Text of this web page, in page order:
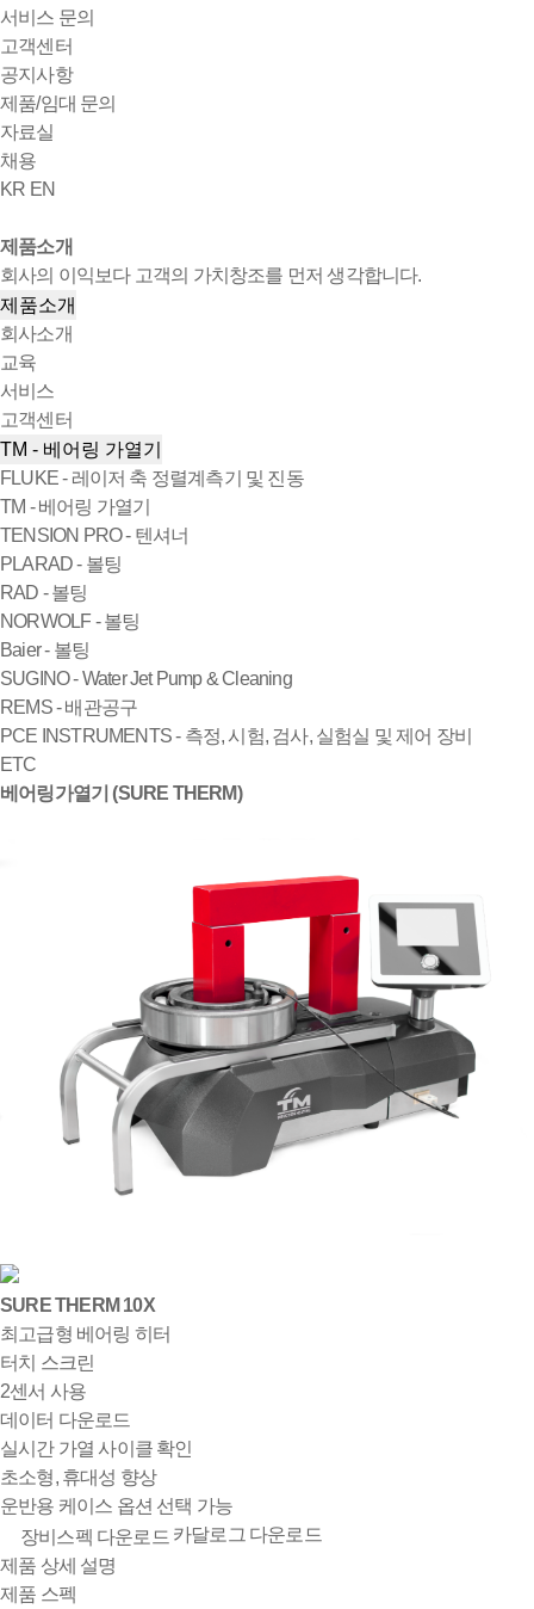
서비스 문의
고객센터
공지사항
제품/임대 문의
자료실
채용
KR EN
제품소개
회사의 이익보다 고객의 가치창조를 먼저 생각합니다.
제품소개
회사소개
교육
서비스
고객센터
TM - 베어링 가열기
FLUKE - 레이저 축 정렬계측기 및 진동
TM - 베어링 가열기
TENSION PRO - 텐셔너
PLARAD - 볼팅
RAD - 볼팅
NORWOLF - 볼팅
Baier - 볼팅
SUGINO - Water Jet Pump & Cleaning
REMS - 배관공구
PCE INSTRUMENTS - 측정, 시험, 검사, 실험실 및 제어 장비
ETC
베어링가열기 (SURE THERM)
SURE THERM 10X
최고급형 베어링 히터
터치 스크린
2센서 사용
데이터 다운로드
실시간 가열 사이클 확인
초소형, 휴대성 향상
운반용 케이스 옵션 선택 가능
장비스펙 다운로드 카달로그 다운로드
제품 상세 설명
제품 스펙